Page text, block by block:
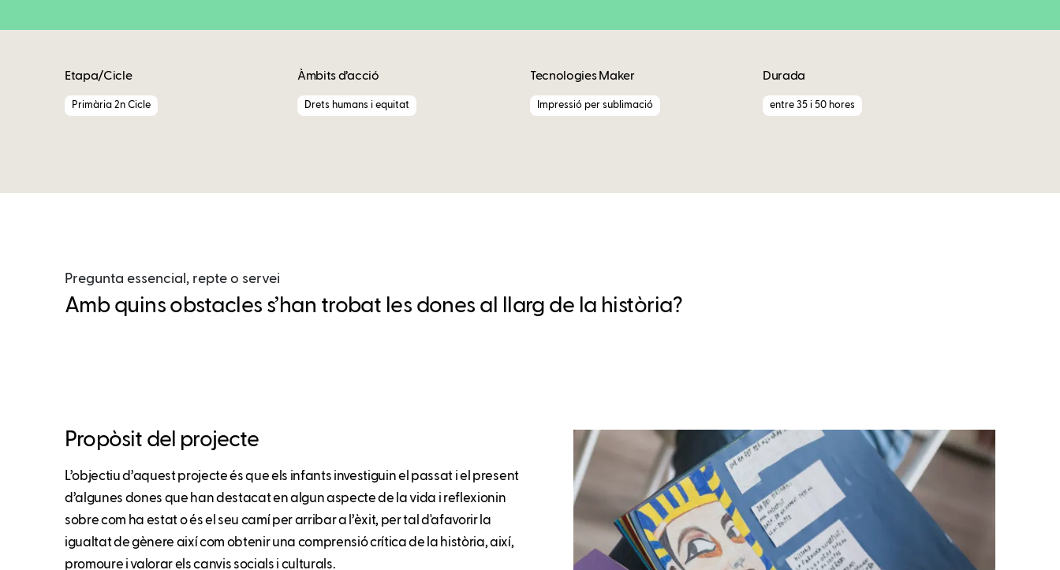
Etapa/Cicle
Primària 2n Cicle
Àmbits d’acció
Drets humans i equitat
Tecnologies Maker
Impressió per sublimació
Durada
entre 35 i 50 hores
Pregunta essencial, repte o servei
Amb quins obstacles s’han trobat les dones al llarg de la història?
Propòsit del projecte
L’objectiu d’aquest projecte és que els infants investiguin el passat i el present
d’algunes dones que han destacat en algun aspecte de la vida i reflexionin
sobre com ha estat o és el seu camí per arribar a l’èxit, per tal d'afavorir la
igualtat de gènere així com obtenir una comprensió crítica de la història, així,
promoure i valorar els canvis socials i culturals.